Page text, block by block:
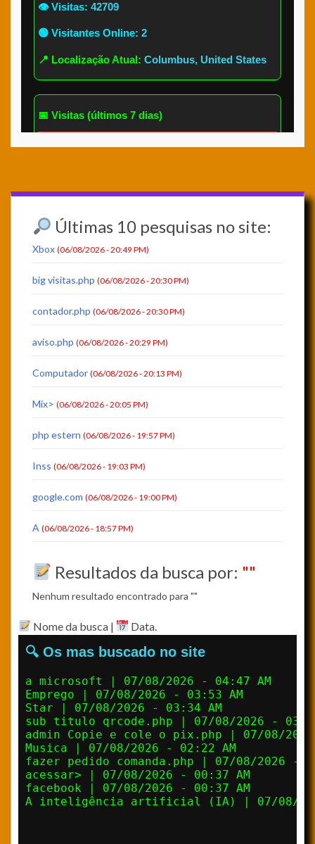
Últimas 10 pesquisas no site:
Xbox (06/08/2026 - 20:49 PM)
big visitas.php (06/08/2026 - 20:30 PM)
contador.php (06/08/2026 - 20:30 PM)
aviso.php (06/08/2026 - 20:29 PM)
Computador (06/08/2026 - 20:13 PM)
Mix> (06/08/2026 - 20:05 PM)
php estern (06/08/2026 - 19:57 PM)
Inss (06/08/2026 - 19:03 PM)
google.com (06/08/2026 - 19:00 PM)
A (06/08/2026 - 18:57 PM)
Resultados da busca por: ""
Nenhum resultado encontrado para ""
Nome da busca | Data.